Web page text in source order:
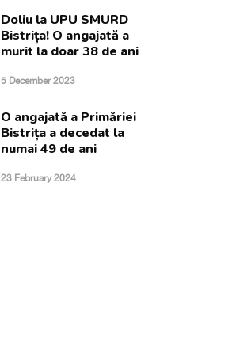
Doliu la UPU SMURD
Bistrița! O angajată a
murit la doar 38 de ani
5 December 2023
O angajată a Primăriei
Bistrița a decedat la
numai 49 de ani
23 February 2024